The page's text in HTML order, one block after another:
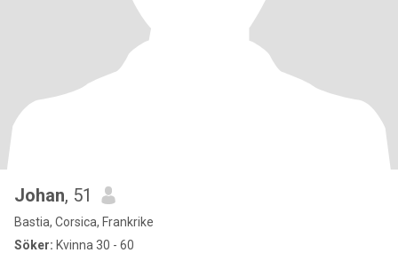
Johan, 51
Bastia, Corsica, Frankrike
Söker: Kvinna 30 - 60